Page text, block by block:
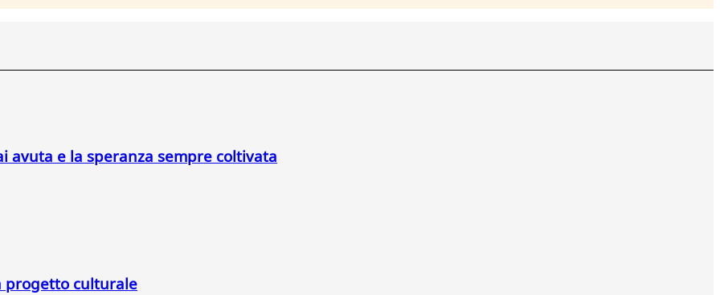
avuta e la speranza sempre coltivata
progetto culturale